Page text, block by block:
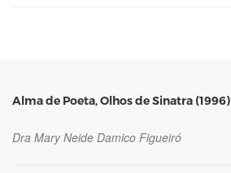
Alma de Poeta, Olhos de Sinatra (1996)
Dra Mary Neide Damico Figueiró